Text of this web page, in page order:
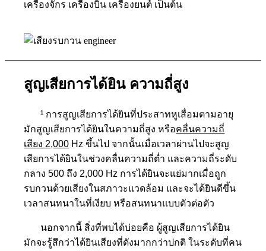
เครื่องจักร เครื่องบิน เครื่องยนต์ เป็นต้น
สูญเสียการได้ยินความถี่สูง
¹ การสูญเสียการได้ยินที่ประสาทหูเสื่อมตามอายุ
มักสูญเสียการได้ยินในความถี่สูง หรือคลื่นความถี่
เสียง 2,000 Hz ขึ้นไป จากนั้นเมื่อเวลาผ่านไปจะสูญ
เสียการได้ยินในช่วงคลื่นความถี่ต่ำ และความถี่ระดับ
กลาง 500 ถึง 2,000 Hz การได้ยินจะแย่มากเมื่อถูก
รบกวนด้วยเสียงในสภาวะแวดล้อม และจะได้ยินดีขึ้น
เวลาสนทนาในที่เงียบ หรือสนทนาแบบตัวต่อตัว
นอกจากนี้ สิ่งที่พบได้บ่อยคือ ผู้สูญเสียการได้ยิน
มักจะรู้สึกว่าได้ยินเสียงที่ดังมากกว่าปกติ ในระดับที่คน